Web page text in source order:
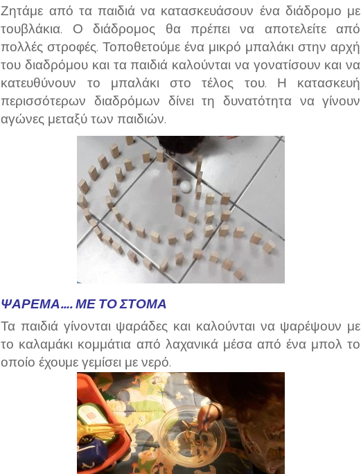
Ζητάμε από τα παιδιά να κατασκευάσουν ένα διάδρομο με
τουβλάκια. Ο διάδρομος θα πρέπει να αποτελείτε από
πολλές στροφές. Τοποθετούμε ένα μικρό μπαλάκι στην αρχή
του διαδρόμου και τα παιδιά καλούνται να γονατίσουν και να
κατευθύνουν το μπαλάκι στο τέλος του. Η κατασκευή
περισσότερων διαδρόμων δίνει τη δυνατότητα να γίνουν
αγώνες μεταξύ των παιδιών.
ΨΆΡΕΜΑ…. ΜΕ ΤΟ ΣΤΌΜΑ
Τα παιδιά γίνονται ψαράδες και καλούνται να ψαρέψουν με
το καλαμάκι κομμάτια από λαχανικά μέσα από ένα μπολ το
οποίο έχουμε γεμίσει με νερό.